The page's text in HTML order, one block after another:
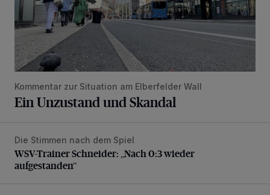
Kommentar zur Situation am Elberfelder Wall
Ein Unzustand und Skandal
WSV-Trainer Schneider: „Nach 0:3 wieder aufgestanden“
Die Stimmen nach dem Spiel
WSV-Trainer Schneider: „Nach 0:3 wieder
aufgestanden“